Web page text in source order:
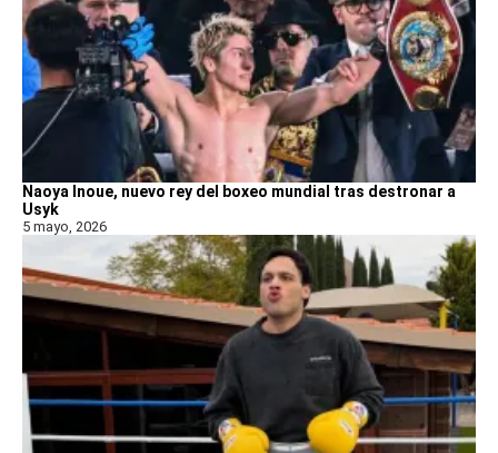
Naoya Inoue, nuevo rey del boxeo mundial tras destronar a
Usyk
5 mayo, 2026